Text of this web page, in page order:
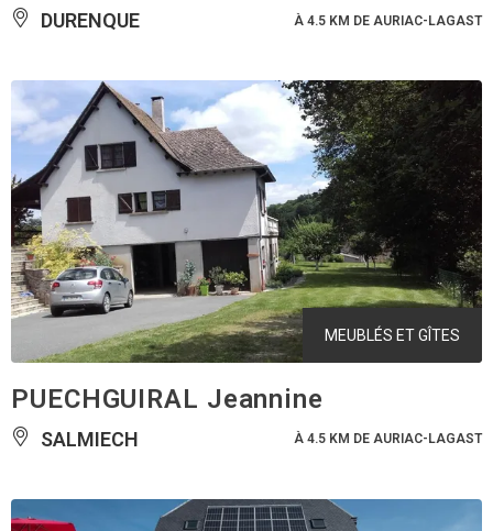
DURENQUE À 4.5 KM DE AURIAC-LAGAST
MEUBLÉS ET GÎTES
PUECHGUIRAL Jeannine
SALMIECH À 4.5 KM DE AURIAC-LAGAST